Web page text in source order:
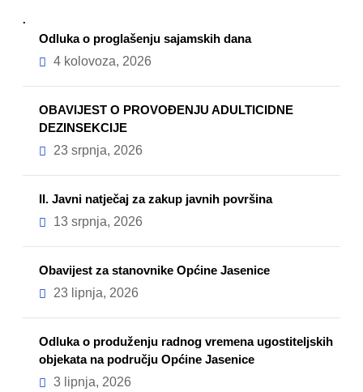
.
Odluka o proglašenju sajamskih dana
4 kolovoza, 2026
OBAVIJEST O PROVOĐENJU ADULTICIDNE
DEZINSEKCIJE
23 srpnja, 2026
II. Javni natječaj za zakup javnih površina
13 srpnja, 2026
Obavijest za stanovnike Općine Jasenice
23 lipnja, 2026
Odluka o produženju radnog vremena ugostiteljskih
objekata na području Općine Jasenice
3 lipnja, 2026